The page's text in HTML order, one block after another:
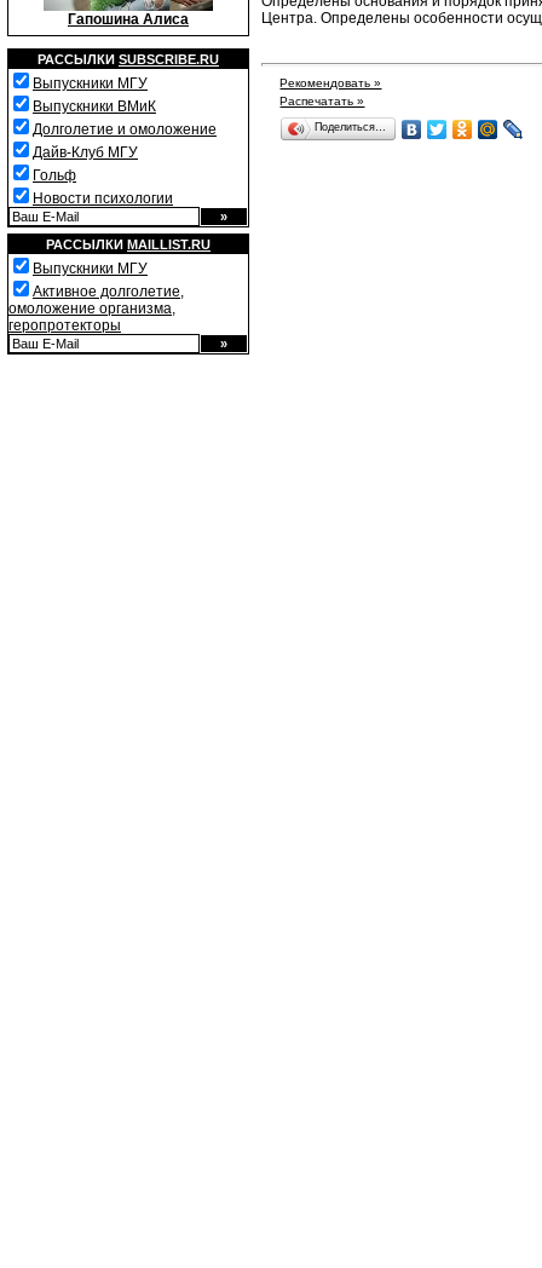
Гапошина Алиса
РАССЫЛКИ SUBSCRIBE.RU
Выпускники МГУ
Выпускники ВМиК
Долголетие и омоложение
Дайв-Клуб МГУ
Гольф
Новости психологии
РАССЫЛКИ MAILLIST.RU
Выпускники МГУ
Активное долголетие,
омоложение организма,
геропротекторы
Центра. Определены особенности
Рекомендовать »
Распечатать »
Поделиться…